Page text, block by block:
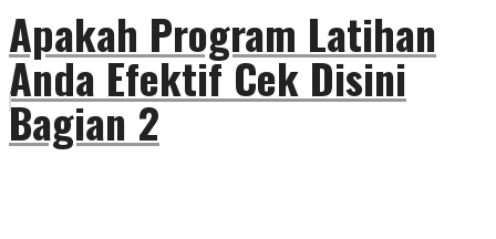
Apakah Program Latihan
Anda Efektif Cek Disini
Bagian 2